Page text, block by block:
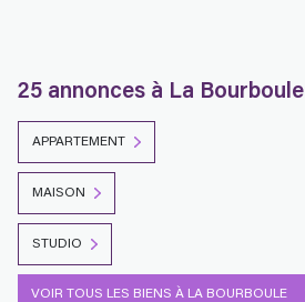
25 annonces à La Bourboule
APPARTEMENT
MAISON
STUDIO
VOIR TOUS LES BIENS À LA BOURBOULE